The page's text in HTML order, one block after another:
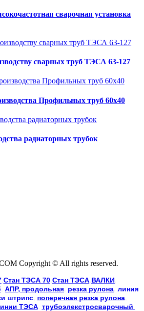
сварочная установка
сварных труб ТЭСА 63-127
Профильных труб 60х40
радиаторных трубок
Copyright © All rights reserved.
Cтан ТЭСА 70 Cтан ТЭСА ВАЛКИ
АПР, продольная резка рулона линия
штрипс, поперечная резка рулона
ТЭСА, трубоэлекстросварочный